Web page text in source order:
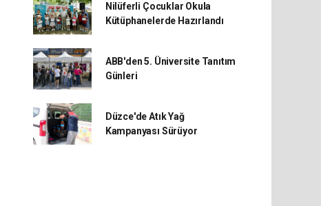
Nilüferli Çocuklar Okula
Kütüphanelerde Hazırlandı
ABB'den 5. Üniversite Tanıtım
Günleri
Düzce'de Atık Yağ
Kampanyası Sürüyor